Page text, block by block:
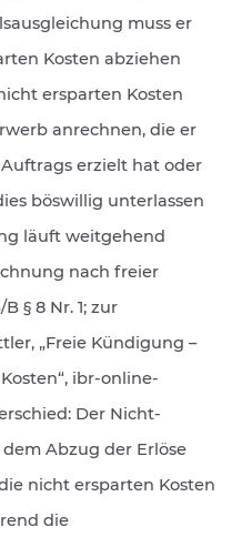
muss er
Kosten abziehen
ersparten Kosten
anrechnen, die er
erzielt hat oder
böswillig unterlassen
läuft weitgehend
nach freier
§ 8 Nr. 1; zur
„Freie Kündigung –
ibr-online-
Der Nicht-
Abzug der Erlöse
nicht ersparten Kosten
die